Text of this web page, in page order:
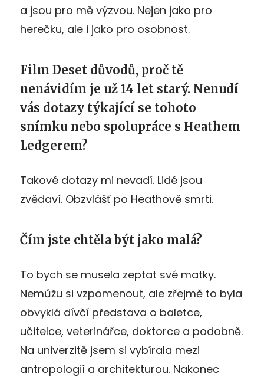
a jsou pro mě výzvou. Nejen jako pro
herečku, ale i jako pro osobnost.
Film Deset důvodů, proč tě
nenávidím je už 14 let starý. Nenudí
vás dotazy týkající se tohoto
snímku nebo spolupráce s Heathem
Ledgerem?
Takové dotazy mi nevadí. Lidé jsou
zvědaví. Obzvlášť po Heathově smrti.
Čím jste chtěla být jako malá?
To bych se musela zeptat své matky.
Nemůžu si vzpomenout, ale zřejmě to byla
obvyklá dívčí představa o baletce,
učitelce, veterinářce, doktorce a podobně.
Na univerzitě jsem si vybírala mezi
antropologií a architekturou. Nakonec